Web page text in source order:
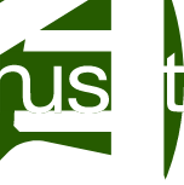
Podkaster ↗